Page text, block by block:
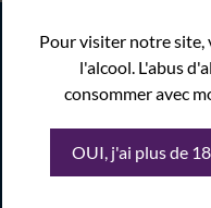
Pour visiter notre site,
l'alcool. L'abus
consommer avec
OUI, j'ai plus de